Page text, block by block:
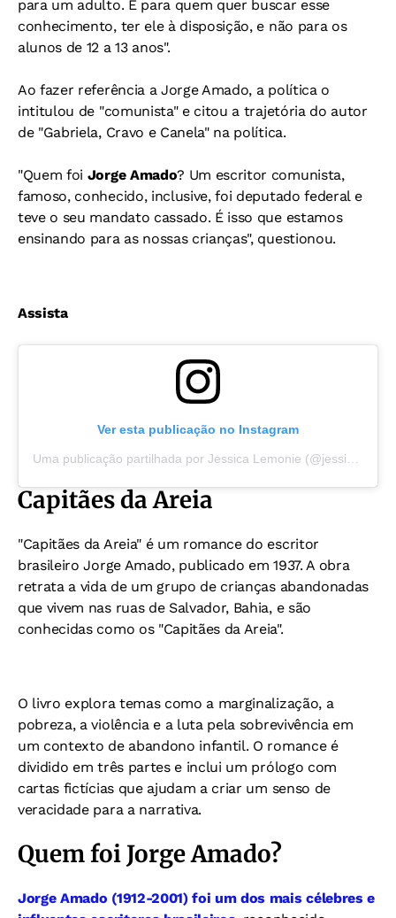
para um adulto. É para quem quer buscar esse
conhecimento, ter ele à disposição, e não para os
alunos de 12 a 13 anos".
Ao fazer referência a Jorge Amado, a política o
intitulou de "comunista" e citou a trajetória do autor
de "Gabriela, Cravo e Canela" na política.
"Quem foi Jorge Amado? Um escritor comunista,
famoso, conhecido, inclusive, foi deputado federal e
teve o seu mandato cassado. É isso que estamos
ensinando para as nossas crianças", questionou.
Assista
Ver esta publicação no Instagram
Uma publicação partilhada por Jessica Lemonie (@jessica_lemonie)
Capitães da Areia
"Capitães da Areia" é um romance do escritor
brasileiro Jorge Amado, publicado em 1937. A obra
retrata a vida de um grupo de crianças abandonadas
que vivem nas ruas de Salvador, Bahia, e são
conhecidas como os "Capitães da Areia".
O livro explora temas como a marginalização, a
pobreza, a violência e a luta pela sobrevivência em
um contexto de abandono infantil. O romance é
dividido em três partes e inclui um prólogo com
cartas fictícias que ajudam a criar um senso de
veracidade para a narrativa.
Quem foi Jorge Amado?
Jorge Amado (1912-2001) foi um dos mais célebres e